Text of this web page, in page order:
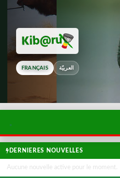
FRANÇAIS العربيّة
DERNIERES NOUVELLES
Aucune nouvelle active pour le moment.